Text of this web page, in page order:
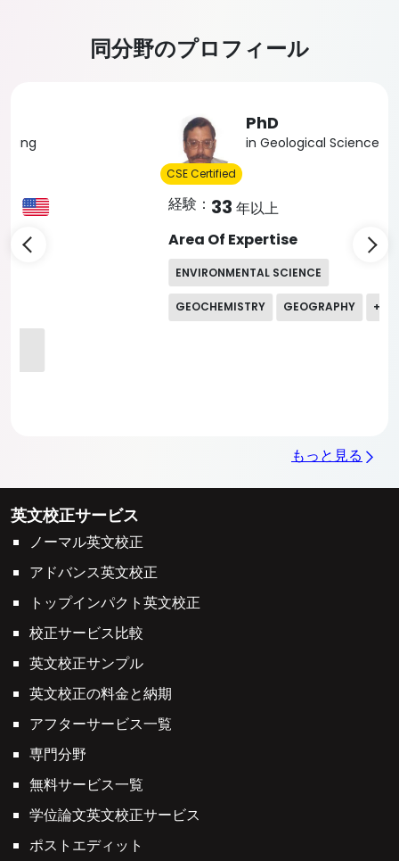
同分野のプロフィール
in Geological Sciences
Area Of Expertise
ENVIRONMENTAL SCIENCE
GEOGRAPHY +7
もっと見る
英文校正サービス
ノーマル英文校正
アドバンス英文校正
トップインパクト英文校正
校正サービス比較
英文校正サンプル
英文校正の料金と納期
アフターサービス一覧
専門分野
無料サービス一覧
学位論文英文校正サービス
ポストエディット